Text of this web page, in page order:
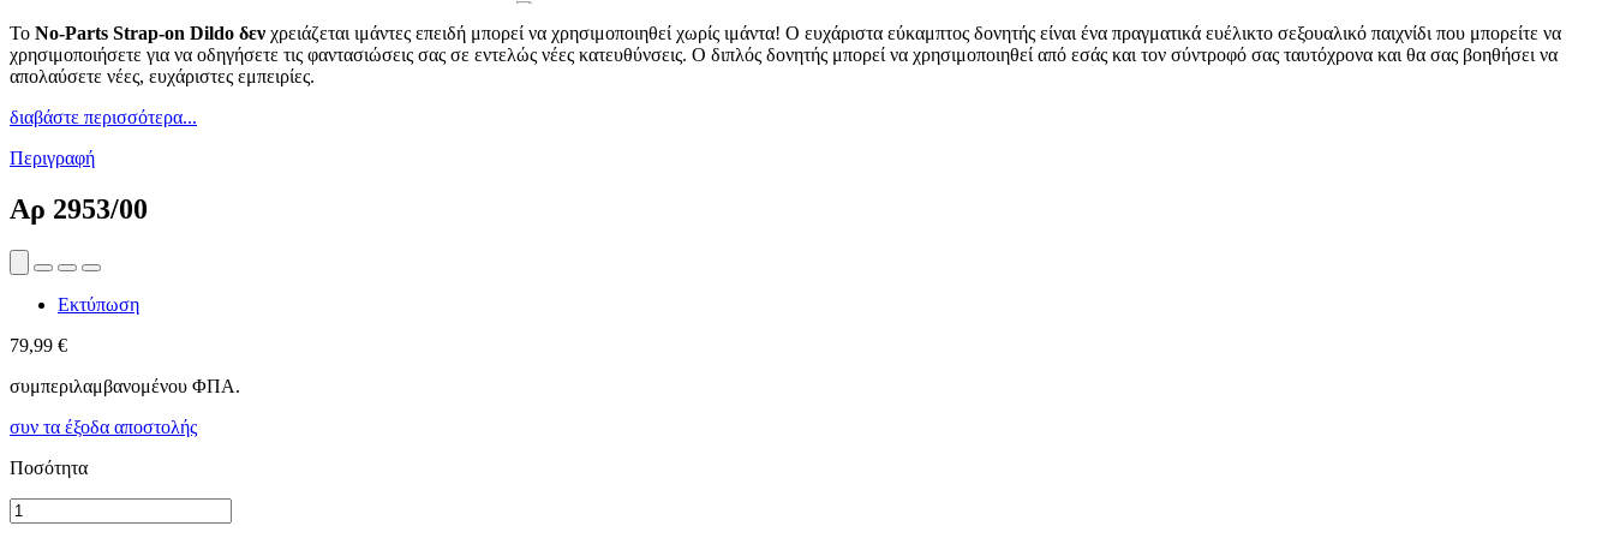
Το No-Parts Strap-on Dildo δεν χρειάζεται ιμάντες επειδή μπορεί να χρησιμοποιηθεί χωρίς ιμάντα! Ο ευχάριστα εύκαμπτος δονητής είναι ένα πραγματικά ευέλικτο σεξουαλικό παιχνίδι που μπορείτε να
χρησιμοποιήσετε για να οδηγήσετε τις φαντασιώσεις σας σε εντελώς νέες κατευθύνσεις. Ο διπλός δονητής μπορεί να χρησιμοποιηθεί από εσάς και τον σύντροφό σας ταυτόχρονα και θα σας βοηθήσει να
απολαύσετε νέες, ευχάριστες εμπειρίες.
διαβάστε περισσότερα...
Περιγραφή
Αρ 2953/00
Εκτύπωση
79,99 €
συμπεριλαμβανομένου ΦΠΑ.
συν τα έξοδα αποστολής
Ποσότητα